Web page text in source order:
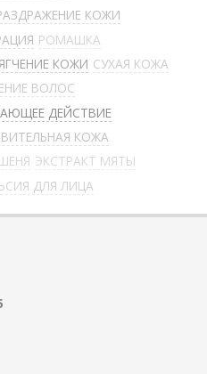
КОЖИ
РОМАШКА
КОЖИ СУХАЯ КОЖА
ВОЛОС
ДЕЙСТВИЕ
КОЖА
ЭКСТРАКТ МЯТЫ
ДЛЯ ЛИЦА